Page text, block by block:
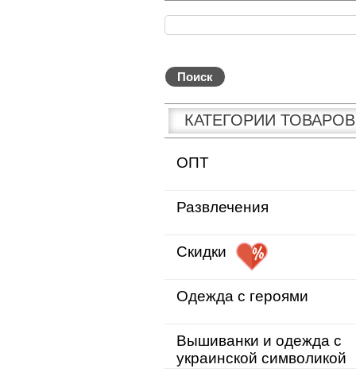
КАТЕГОРИИ
ОПТ
Развлечения
Скидки
Одежда с героями
Вышиванки и одежда с
украинской символикой